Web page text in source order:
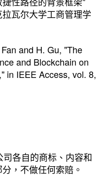
瓦尔大学工商管理学
and H. Gu, "The
and Blockchain on
in IEEE Access, vol. 8,
各自的商标、内容和
，不做任何索赔。